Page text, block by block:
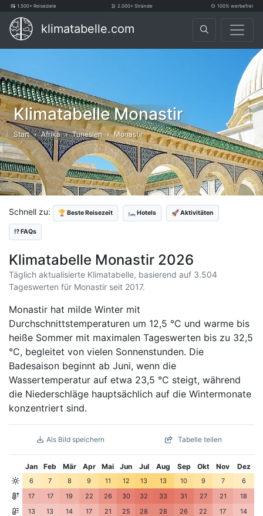
1.500+ Reiseziele 2.000+ Strände 100% werbefrei
klimatabelle.com
Klimatabelle Monastir
Start Afrika Tunesien Monastir
Schnell zu: 🏆 Beste Reisezeit 🛏️ Hotels 🚀 Aktivitäten
⁉️ FAQs
Klimatabelle Monastir 2026
Täglich aktualisierte Klimatabelle, basierend auf 3.504
Tageswerten für Monastir seit 2017.
Monastir hat milde Winter mit
Durchschnittstemperaturen um 12,5 °C und warme bis
heiße Sommer mit maximalen Tageswerten bis zu 32,5
°C, begleitet von vielen Sonnenstunden. Die
Badesaison beginnt ab Juni, wenn die
Wassertemperatur auf etwa 23,5 °C steigt, während
die Niederschläge hauptsächlich auf die Wintermonate
konzentriert sind.
Als Bild speichern Tabelle teilen
Jan Feb Mär Apr Mai Jun Jul Aug Sep Okt Nov Dez
6 7 8 9 11 12 13 13 10 9 7
6
17
17 19 22 26 30 32 33 31 27 21
18
13
13 14 17 21 25 28 28 26 22 17
14